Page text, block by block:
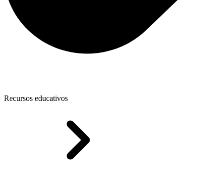
Recursos educativos